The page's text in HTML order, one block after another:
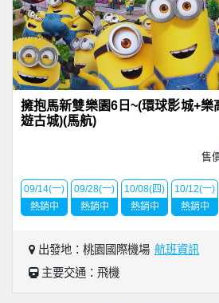
擁抱馬新雙樂園6日~(環球影城+樂
遊古城)(馬航)
售
09/14(一)
熱銷中
09/28(一)
熱銷中
10/08(四)
熱銷中
10/12(一)
熱銷中
出發地：桃園國際機場 航班資訊
主要交通：飛機